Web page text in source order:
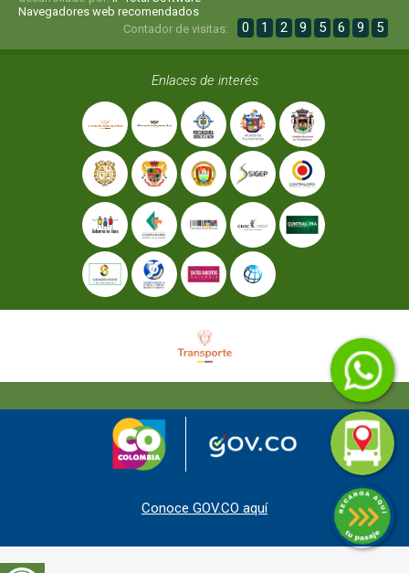
Navegadores web recomendados
Contador de visitas:
0 1 2 9 5 6 9 5
Enlaces de interés
Conoce GOV.CO aquí